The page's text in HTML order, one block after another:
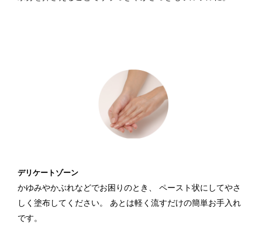
デリケートゾーン
かゆみやかぶれなどでお困りのとき、
ペースト状にしてやさ
しく塗布してください。
あとは軽く流すだけの簡単お手入れ
です。